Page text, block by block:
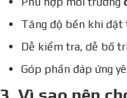
Tăng độ bền khi đặt
Dễ kiểm tra, dễ bố
Góp phần đáp ứng